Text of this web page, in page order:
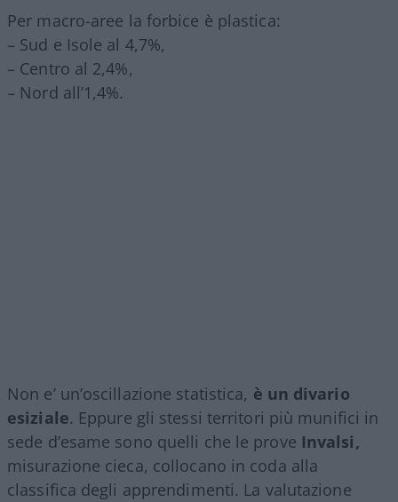
Per macro-aree la forbice è plastica:
– Sud e Isole al 4,7%,
– Centro al 2,4%,
– Nord all’1,4%.
Non e’ un’oscillazione statistica, è un divario
esiziale. Eppure gli stessi territori più munifici in
sede d’esame sono quelli che le prove Invalsi,
misurazione cieca, collocano in coda alla
classifica degli apprendimenti. La valutazione